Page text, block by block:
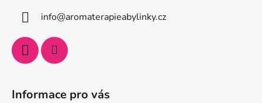
info@aromaterapieabylinky.cz
Informace pro vás